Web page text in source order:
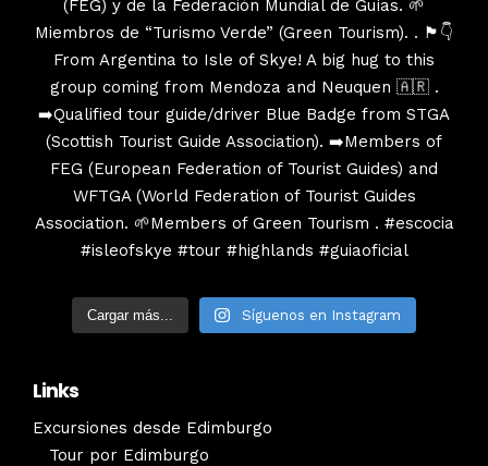
Cargar más... Síguenos en Instagram
Links
Excursiones desde Edimburgo
Tour por Edimburgo